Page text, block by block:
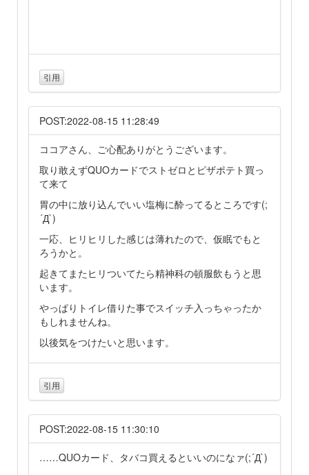
引用
POST:2022-08-15 11:28:49
ココアさん、ご心配ありがとうございます。
取り敢えずQUOカードでストゼロとピザポテト買っ
て来て
胃の中に放り込んでいい塩梅に酔ってるところです(;
´Д`)
一応、ヒリヒリした感じは薄れたので、仮眠でもと
ろうかと。
起きてまたヒリついてたら精神科の頓服飲もうと思
います。
やっぱりトイレ借りた事でスイッチ入っちゃったか
もしれませんね。
以後気をつけたいと思います。
引用
POST:2022-08-15 11:30:10
……QUOカード、タバコ買えるといいのになァ(;´Д`)